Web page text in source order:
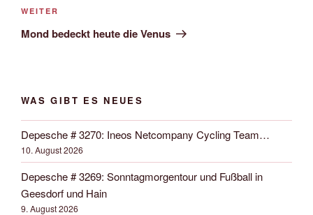
Nächster
Beitrag
WEITER
Mond bedeckt heute die Venus
WAS GIBT ES NEUES
Depesche # 3270: Ineos Netcompany Cycling Team…
10. August 2026
Depesche # 3269: Sonntagmorgentour und Fußball in
Geesdorf und Hain
9. August 2026